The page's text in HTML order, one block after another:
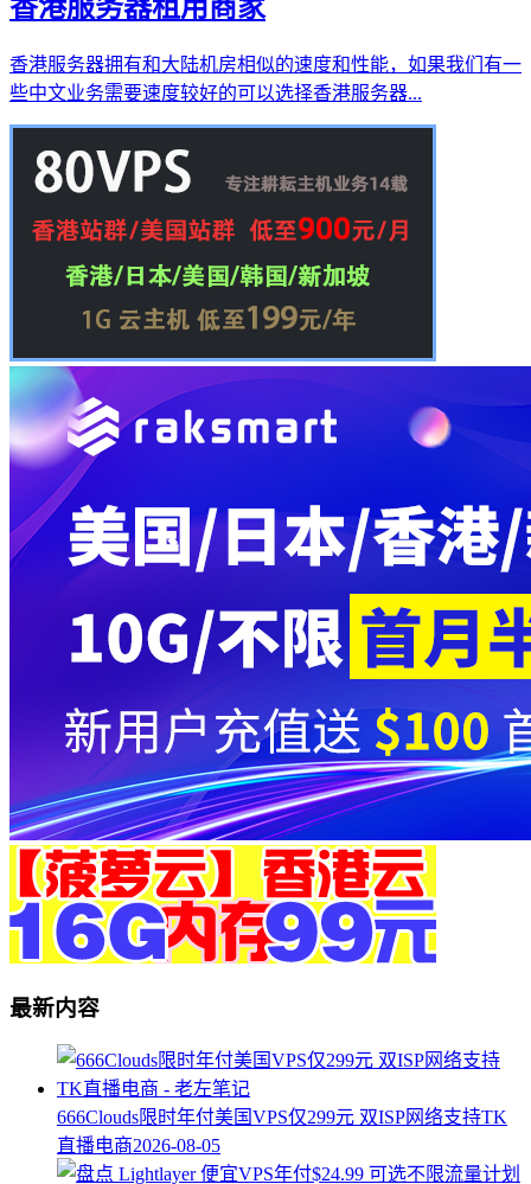
香港服务器租用商家
香港服务器拥有和大陆机房相似的速度和性能，如果我们有一
些中文业务需要速度较好的可以选择香港服务器...
最新内容
666Clouds限时年付美国VPS仅299元 双ISP网络支持TK
直播电商2026-08-05